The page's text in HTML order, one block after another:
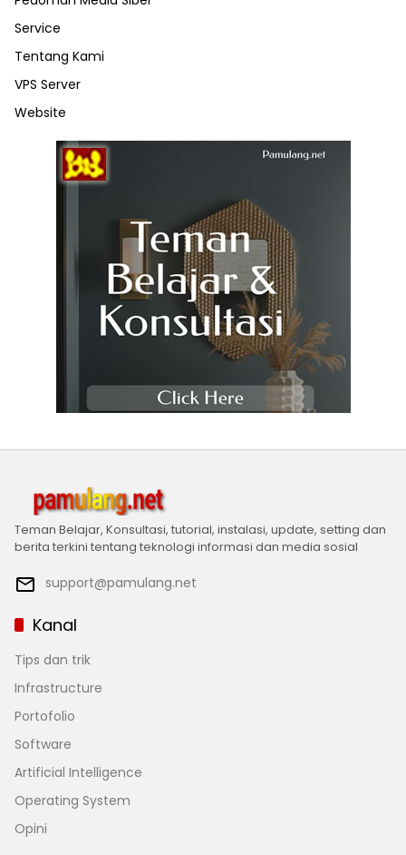
Service
Tentang Kami
VPS Server
Website
Teman Belajar, Konsultasi, tutorial, instalasi, update, setting dan
berita terkini tentang teknologi informasi dan media sosial
support@pamulang.net
Kanal
Tips dan trik
Infrastructure
Portofolio
Software
Artificial Intelligence
Operating System
Opini